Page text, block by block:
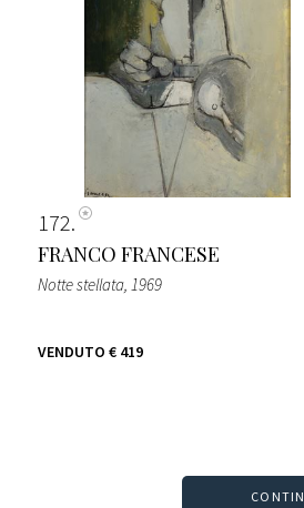
172
FRANCO FRANCESE
Notte stellata, 1969
VENDUTO € 419